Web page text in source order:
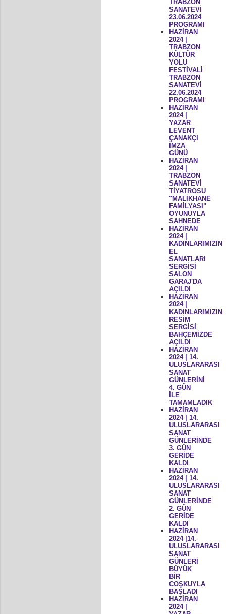
TRABZON
SANATEVİ
23.06.2024
PROGRAMI
HAZİRAN
2024 |
TRABZON
KÜLTÜR
YOLU
FESTİVALİ
TRABZON
SANATEVİ
22.06.2024
PROGRAMI
HAZİRAN
2024 |
YAZAR
LEVENT
ÇANAKÇI
İMZA
GÜNÜ
HAZİRAN
2024 |
TRABZON
SANATEVİ
TİYATROSU
"MALİKHANE
FAMİLYASI"
OYUNUYLA
SAHNEDE
HAZİRAN
2024 |
KADINLARIMIZIN
EL
SANATLARI
SERGİSİ
SALON
GARAJ'DA
AÇILDI
HAZİRAN
2024 |
KADINLARIMIZIN
RESİM
SERGİSİ
BAHÇEMİZDE
AÇILDI
HAZİRAN
2024 | 14.
ULUSLARARASI
SANAT
GÜNLERİNİ
4. GÜN
İLE
TAMAMLADIK
HAZİRAN
2024 | 14.
ULUSLARARASI
SANAT
GÜNLERİNDE
3. GÜN
GERİDE
KALDI
HAZİRAN
2024 | 14.
ULUSLARARASI
SANAT
GÜNLERİNDE
2. GÜN
GERİDE
KALDI
HAZİRAN
2024 |14.
ULUSLARARASI
SANAT
GÜNLERİ
BÜYÜK
BİR
COŞKUYLA
BAŞLADI
HAZİRAN
2024 |